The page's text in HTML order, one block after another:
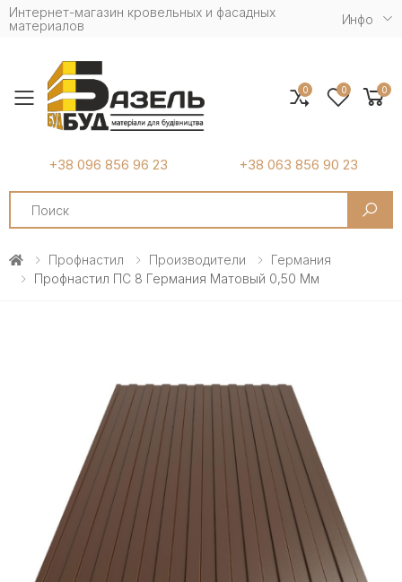
Интернет-магазин кровельных и фасадных
материалов
Инфо
Toggle mobile menu
+38 096 856 96 23 +38 063 856 90 23
Search
0 0 0
Профнастил Производители
Германия
Профнастил ПС 8 Германия Матовый 0,50 Мм